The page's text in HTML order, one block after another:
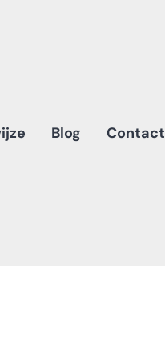
Blog Contact